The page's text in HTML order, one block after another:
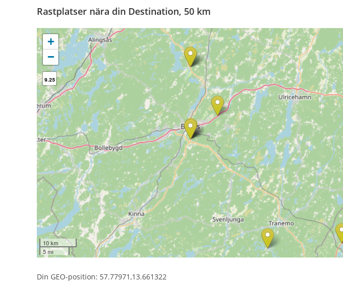
Rastplatser nära din Destination, 50 km
+
−
9.25
10 km
5 mi
Din GEO-position: 57.77971,13.661322